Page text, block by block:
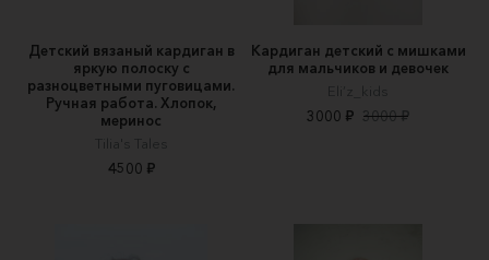
Детский вязаный кардиган в
яркую полоску с
разноцветными пуговицами.
Ручная работа. Хлопок,
меринос
Tilia's Tales
4500 ₽
Кардиган детский с мишками
для мальчиков и девочек
Eli’z_kids
3000 ₽ 3000 ₽